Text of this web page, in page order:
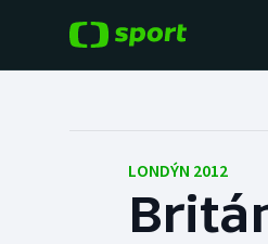
Hokej
LONDÝN 2012